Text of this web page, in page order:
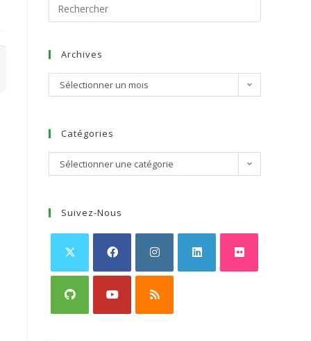
Archives
Sélectionner un mois
Catégories
Sélectionner une catégorie
Suivez-Nous